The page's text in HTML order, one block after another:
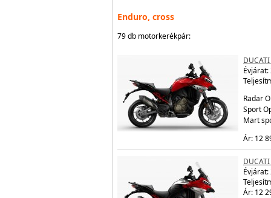
Enduro, cross
79 db motorkerékpár:
Évjárat:
Radar
Sport
Mart
Ár: 12
Évjárat:
Ár: 12